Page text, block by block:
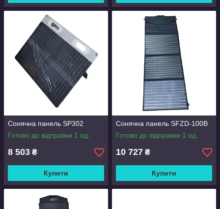
Сонячна панель SP302
Готово до відправки 1 од.
8 503 ₴
Купити
Сонячна панель SFZD-100B
Готово до відправки 1 од.
10 727 ₴
Купити